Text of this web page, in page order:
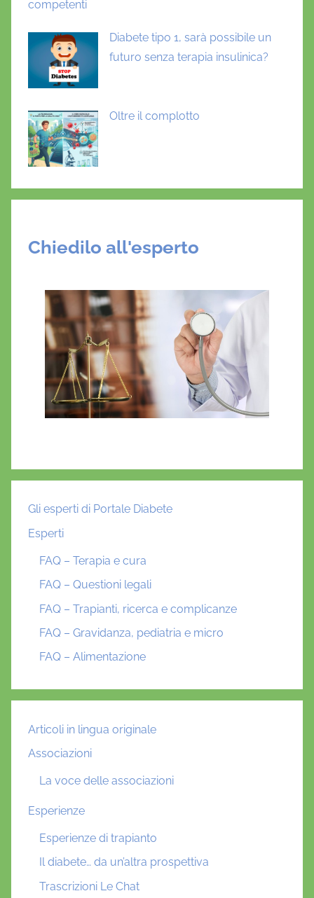
competenti
Diabete tipo 1, sarà possibile un
futuro senza terapia insulinica?
Oltre il complotto
Chiedilo all'esperto
Gli esperti di Portale Diabete
Esperti
FAQ – Terapia e cura
FAQ – Questioni legali
FAQ – Trapianti, ricerca e complicanze
FAQ – Gravidanza, pediatria e micro
FAQ – Alimentazione
Articoli in lingua originale
Associazioni
La voce delle associazioni
Esperienze
Esperienze di trapianto
Il diabete… da un’altra prospettiva
Trascrizioni Le Chat